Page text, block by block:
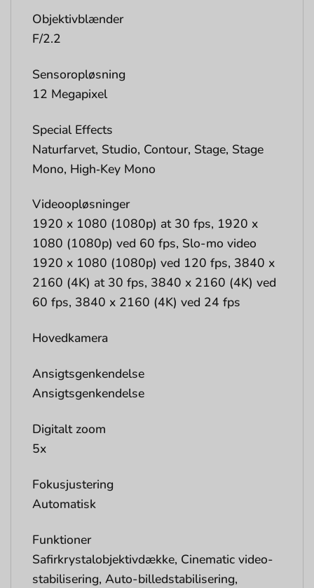
Objektivblænder
F/2.2
Sensoropløsning
12 Megapixel
Special Effects
Naturfarvet, Studio, Contour, Stage, Stage
Mono, High‑Key Mono
Videoopløsninger
1920 x 1080 (1080p) at 30 fps, 1920 x
1080 (1080p) ved 60 fps, Slo-mo video
1920 x 1080 (1080p) ved 120 fps, 3840 x
2160 (4K) at 30 fps, 3840 x 2160 (4K) ved
60 fps, 3840 x 2160 (4K) ved 24 fps
Hovedkamera
Ansigtsgenkendelse
Ansigtsgenkendelse
Digitalt zoom
5x
Fokusjustering
Automatisk
Funktioner
Safirkrystalobjektivdække, Cinematic video-
stabilisering, Auto-billedstabilisering,